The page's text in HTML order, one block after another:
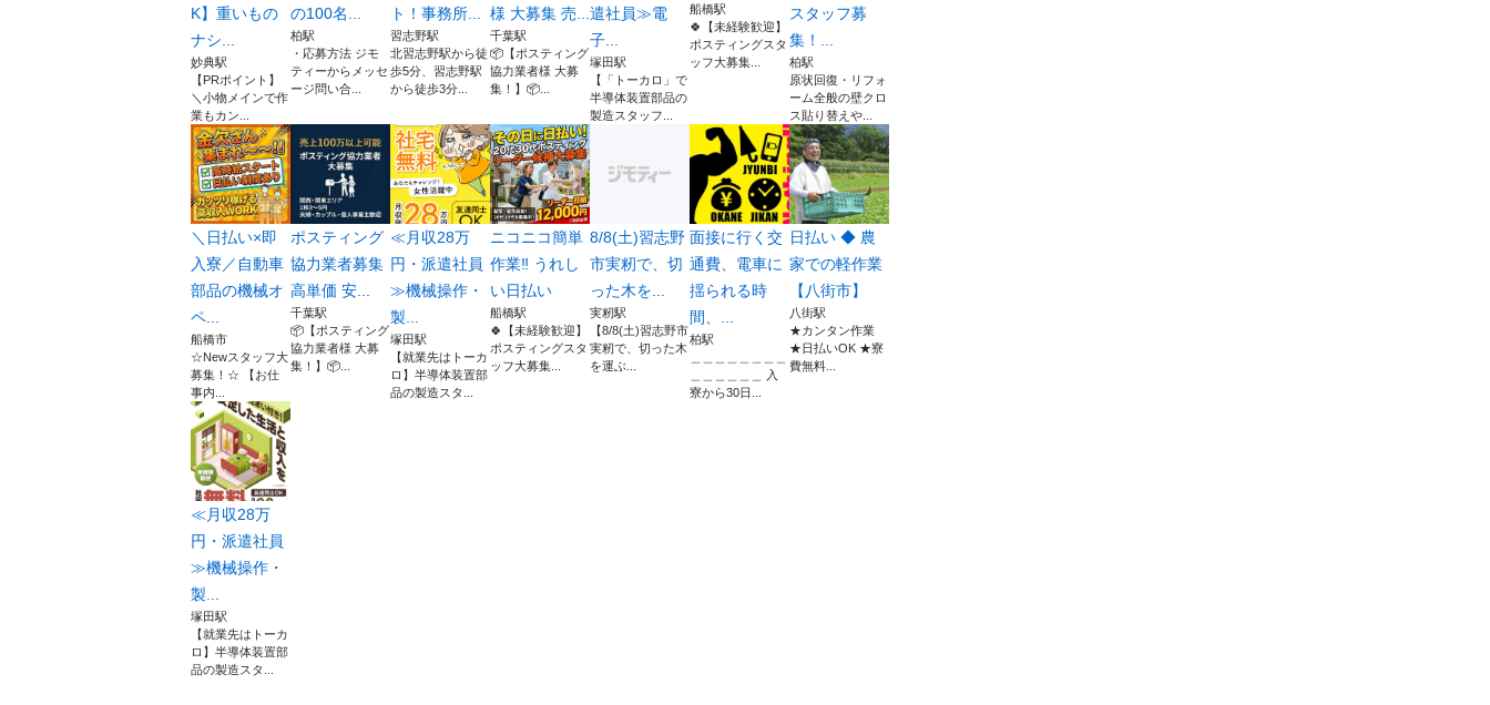
K】重いもの
ナシ...
妙典駅
【PRポイント】
＼小物メインで作
業もカン...
の100名...
柏駅
・応募方法 ジモ
ティーからメッセ
ージ問い合...
ト！事務所...
習志野駅
北習志野駅から徒
歩5分、習志野駅
から徒歩3分...
様 大募集 売...
千葉駅
📦【ポスティング
協力業者様 大募
集！】📦...
遣社員≫電
子...
塚田駅
【「トーカロ」で
半導体装置部品の
製造スタッフ...
船橋駅
🍀【未経験歓迎】
ポスティングスタ
ッフ大募集...
スタッフ募
集！...
柏駅
原状回復・リフォ
ーム全般の壁クロ
ス貼り替えや...
＼日払い×即
入寮／自動車
部品の機械オ
ペ...
船橋市
☆Newスタッフ大
募集！☆ 【お仕
事内...
ポスティング
協力業者募集
高単価 安...
千葉駅
📦【ポスティング
協力業者様 大募
集！】📦...
≪月収28万
円・派遣社員
≫機械操作・
製...
塚田駅
【就業先はトーカ
ロ】半導体装置部
品の製造スタ...
ニコニコ簡単
作業‼️ うれし
い日払い
船橋駅
🍀【未経験歓迎】
ポスティングスタ
ッフ大募集...
8/8(土)習志野
市実籾で、切
った木を...
実籾駅
【8/8(土)習志野市
実籾で、切った木
を運ぶ...
面接に行く交
通費、電車に
揺られる時
間、...
柏駅
＿＿＿＿＿＿ 入
寮から30日...
日払い ◆ 農
家での軽作業
【八街市】
八街駅
★カンタン作業
★日払いOK ★寮
費無料...
≪月収28万
円・派遣社員
≫機械操作・
製...
塚田駅
【就業先はトーカ
ロ】半導体装置部
品の製造スタ...